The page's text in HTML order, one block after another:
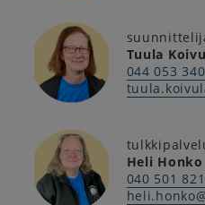
Tuula
044 053
Heli Honko
040 501